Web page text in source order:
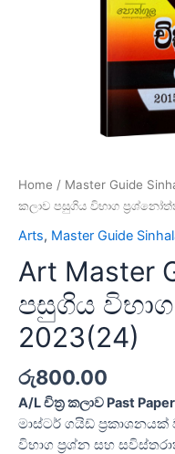
Home / Master Guide
කලාව පසුගිය විභාග
Arts, Master Guide
Art Master
පසුගිය
2023(24)
රු800.00
A/L චිත්‍ර කලාව Past
මාස්ටර් ගයිඩ්
විභාග ප්‍රශ්න සහ